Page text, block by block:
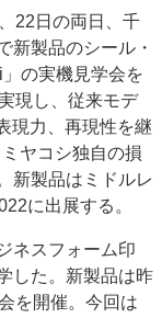
ス・多彩な商材～
2022 検査・校正特集
鑑
22日の両日、千
新製品のシール・
の実機見学会を
現し、従来モデ
現力、再現性を継
ヤコシ独自の損
新製品はミドルレ
に出展する。
ネスフォーム印
した。新製品は昨
を開催。今回は